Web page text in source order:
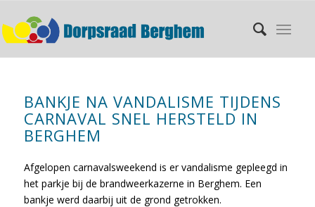
BANKJE NA VANDALISME TIJDENS
CARNAVAL SNEL HERSTELD IN
BERGHEM
Afgelopen carnavalsweekend is er vandalisme gepleegd in
het parkje bij de brandweerkazerne in Berghem. Een
bankje werd daarbij uit de grond getrokken.